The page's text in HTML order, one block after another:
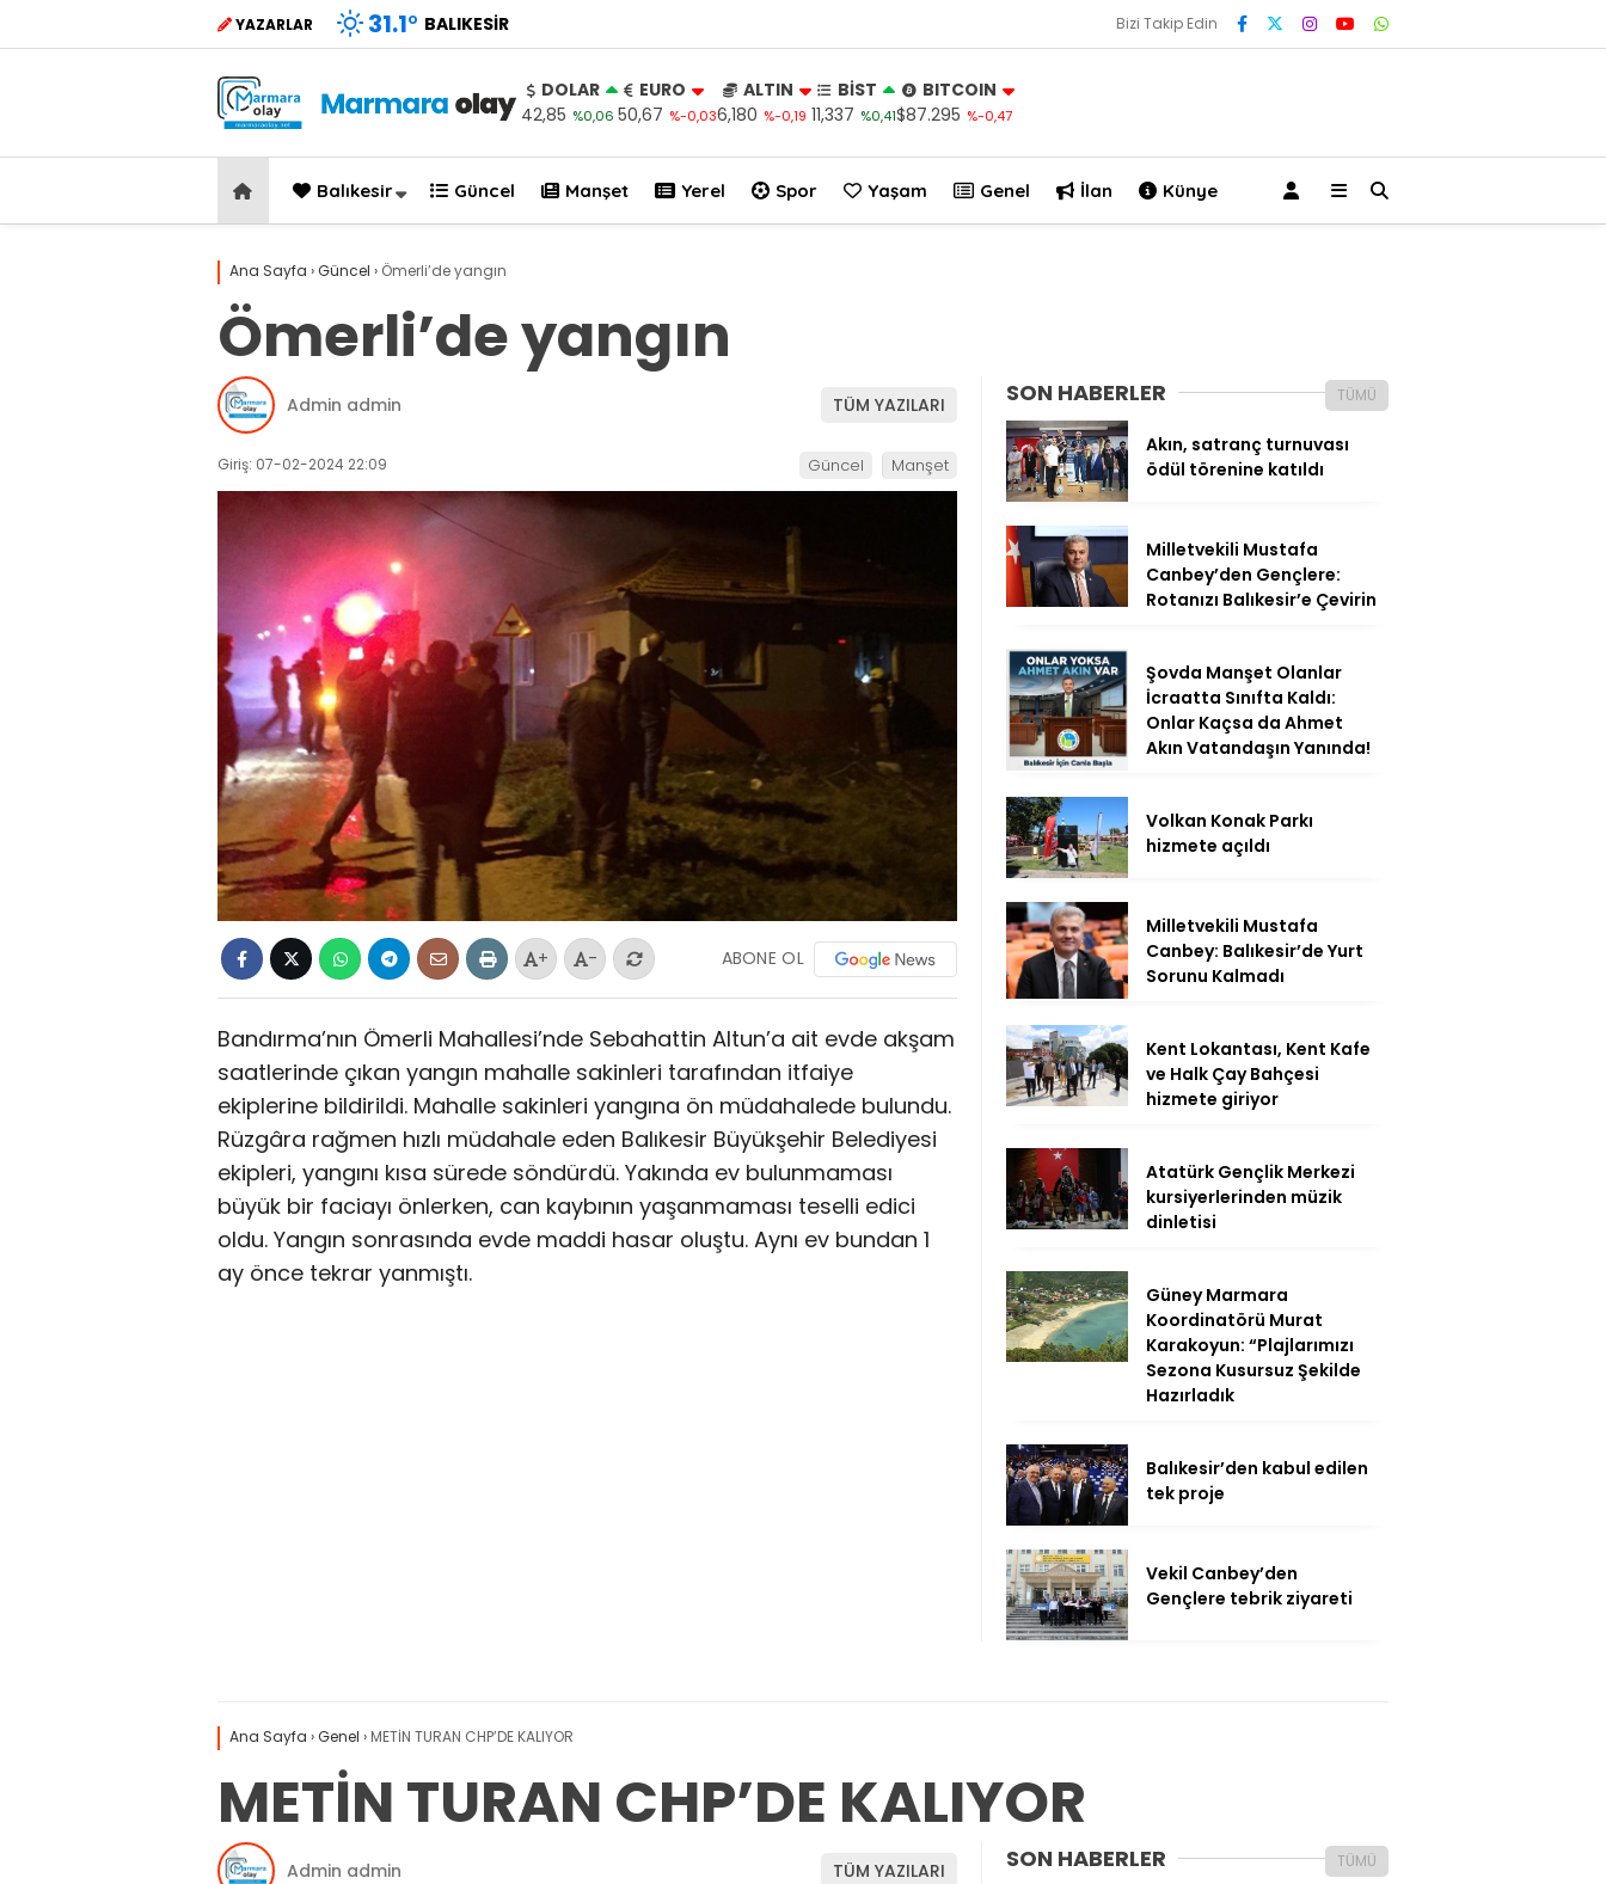
YAZARLAR 31.1° BALIKESIR Bizi Takip Edin
DOLAR
42,85 %0,06
EURO
50,67 %-0,03
ALTIN
6,180 %-0,19
BİST
11,337 %0,41
BITCOIN
$87.295 %-0,47
Balıkesir Güncel Manşet Yerel Spor Yaşam Genel İlan Künye
Ana Sayfa ›Güncel › Ömerli’de yangın
Ömerli’de yangın
Admin admin TÜM YAZILARI
Giriş: 07-02-2024 22:09 Güncel Manşet
+ - ABONE OL
Bandırma’nın Ömerli Mahallesi’nde Sebahattin Altun’a ait evde akşam
saatlerinde çıkan yangın mahalle sakinleri tarafından itfaiye
ekiplerine bildirildi. Mahalle sakinleri yangına ön müdahalede bulundu.
Rüzgâra rağmen hızlı müdahale eden Balıkesir Büyükşehir Belediyesi
ekipleri, yangını kısa sürede söndürdü. Yakında ev bulunmaması
büyük bir faciayı önlerken, can kaybının yaşanmaması teselli edici
oldu. Yangın sonrasında evde maddi hasar oluştu. Aynı ev bundan 1
ay önce tekrar yanmıştı.
SON HABERLER TÜMÜ
Akın, satranç turnuvası
ödül törenine katıldı
Milletvekili Mustafa
Canbey’den Gençlere:
Rotanızı Balıkesir’e Çevirin
Şovda Manşet Olanlar
İcraatta Sınıfta Kaldı:
Onlar Kaçsa da Ahmet
Akın Vatandaşın Yanında!
Volkan Konak Parkı
hizmete açıldı
Milletvekili Mustafa
Canbey: Balıkesir’de Yurt
Sorunu Kalmadı
Kent Lokantası, Kent Kafe
ve Halk Çay Bahçesi
hizmete giriyor
Atatürk Gençlik Merkezi
kursiyerlerinden müzik
dinletisi
Güney Marmara
Koordinatörü Murat
Karakoyun: “Plajlarımızı
Sezona Kusursuz Şekilde
Hazırladık
Balıkesir’den kabul edilen
tek proje
Vekil Canbey’den
Gençlere tebrik ziyareti
Ana Sayfa ›Genel › METİN TURAN CHP’DE KALIYOR
METİN TURAN CHP’DE KALIYOR
Admin admin TÜM YAZILARI SON HABERLER TÜMÜ